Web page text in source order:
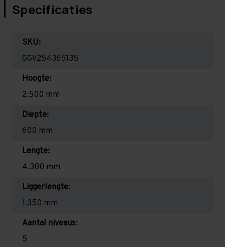
Specificaties
SKU:
GGV254365135
Hoogte:
2.500 mm
Diepte:
600 mm
Lengte:
4.300 mm
Liggerlengte:
1.350 mm
Aantal niveaus:
5